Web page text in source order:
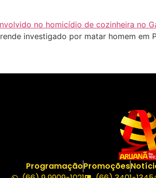
investigado por matar homem em
ProgramaçãoPromoções